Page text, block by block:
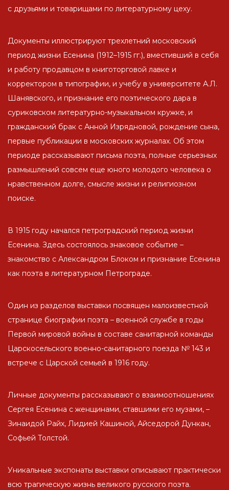
с друзьями и товарищами по литературному цеху.
Документы иллюстрируют трехлетний московский
период жизни Есенина (1912–1915 гг.), вместивший в себя
и работу продавцом в книготорговой лавке и
корректором в типографии, и учебу в университете А.Л.
Шанявского, и признание его поэтического дара в
суриковском литературно-музыкальном кружке, и
гражданский брак с Анной Изрядновой, рождение сына,
первые публикации в московских журналах. Об этом
периоде рассказывают письма поэта, полные серьезных
размышлений совсем еще юного молодого человека о
нравственном долге, смысле жизни и религиозном
поиске.
В 1915 году начался петроградский период жизни
Есенина. Здесь состоялось знаковое событие –
знакомство с Александром Блоком и признание Есенина
как поэта в литературном Петрограде.
Один из разделов выставки посвящен малоизвестной
странице биографии поэта – военной службе в годы
Первой мировой войны в составе санитарной команды
Царскосельского военно-санитарного поезда № 143 и
встрече с Царской семьей в 1916 году.
Личные документы рассказывают о взаимоотношениях
Сергея Есенина с женщинами, ставшими его музами, –
Зинаидой Райх, Лидией Кашиной, Айседорой Дункан,
Софьей Толстой.
Уникальные экспонаты выставки описывают практически
всю трагическую жизнь великого русского поэта.